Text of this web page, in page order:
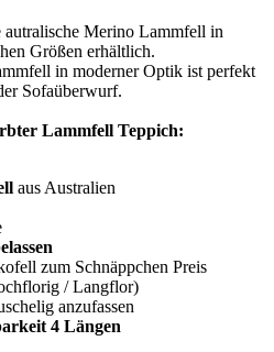
autralische Merino Lammfell in
Größen erhältlich.
in moderner Optik ist perfekt
Sofaüberwurf.
Lammfell Teppich:
aus Australien
zum Schnäppchen Preis
/ Langflor)
anzufassen
4 Längen